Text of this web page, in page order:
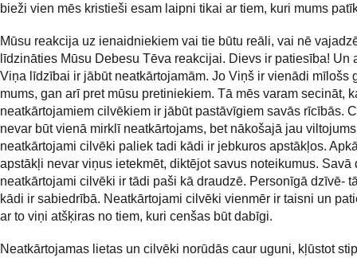
bieži vien mēs kristieši esam laipni tikai ar tiem, kuri mums
Mūsu reakcija uz ienaidniekiem vai tie būtu reāli, vai nē
līdzināties Mūsu Debesu Tēva reakcijai. Dievs ir patiesība! Un
Viņa līdzībai ir jābūt neatkārtojamām. Jo Viņš ir vienādi mīlošs
mums, gan arī pret mūsu pretiniekiem. Tā mēs varam secināt,
neatkārtojamiem cilvēkiem ir jābūt pastāvīgiem savās rīcībās.
nevar būt vienā mirklī neatkārtojams, bet nākošajā jau
neatkārtojami cilvēki paliek tadi kādi ir jebkuros apstākļos.
apstākļi nevar viņus ietekmēt, diktējot savus noteikumus. Savā
neatkārtojami cilvēki ir tādi paši kā draudzē. Personīgā dzīvē-
kādi ir sabiedrībā. Neatkārtojami cilvēki vienmēr ir taisni un
ar to viņi atšķiras no tiem, kuri cenšas būt dabīgi.
Neatkārtojamas lietas un cilvēki norūdās caur uguni, kļūstot